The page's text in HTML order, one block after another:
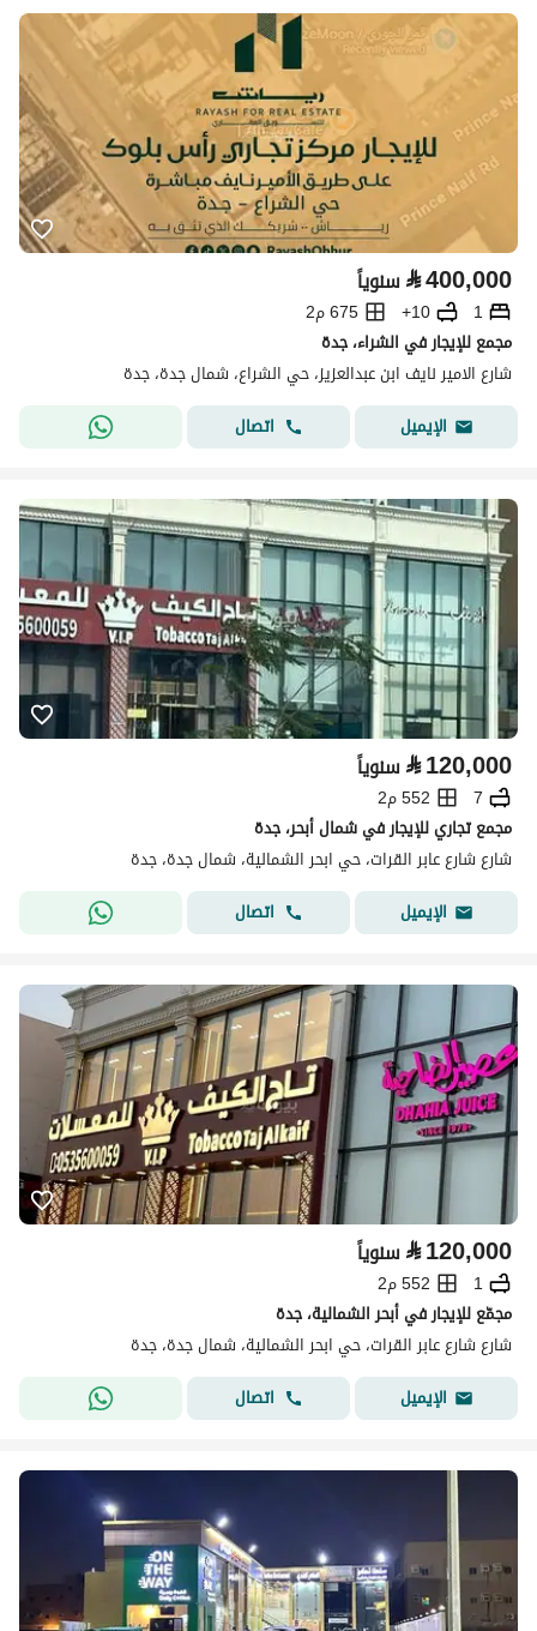
⃁400,000 سنوياً
1
10+
675 م2
مجمع للإيجار في الشراء، جدة
شارع الامير نايف ابن عبدالعزيز، حي الشراع، شمال جدة، جدة
الإيميل
اتصال
⃁120,000 سنوياً
7
552 م2
مجمع تجاري للإيجار في شمال أبحر، جدة
شارع شارع عابر القرات، حي ابحر الشمالية، شمال جدة، جدة
الإيميل
اتصال
⃁120,000 سنوياً
1
552 م2
مجمّع للإيجار في أبحر الشمالية، جدة
شارع شارع عابر القرات، حي ابحر الشمالية، شمال جدة، جدة
الإيميل
اتصال